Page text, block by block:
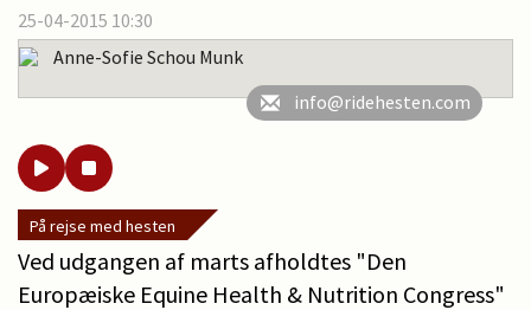
25-04-2015 10:30
Anne-Sofie Schou Munk
info@ridehesten.com
På rejse med hesten
Ved udgangen af marts afholdtes "Den
Europæiske Equine Health & Nutrition Congress"